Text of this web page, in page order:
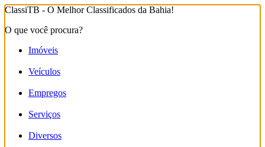
ClassiTB - O Melhor Classificados da Bahia!
O que você procura?
Imóveis
Veículos
Empregos
Serviços
Diversos